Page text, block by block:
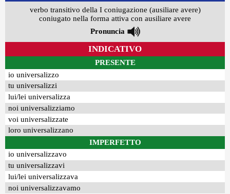
verbo transitivo della I coniugazione (ausiliare avere)
coniugato nella forma attiva con ausiliare avere
Pronuncia
INDICATIVO
PRESENTE
io universalizzo
tu universalizzi
lui/lei universalizza
noi universalizziamo
voi universalizzate
loro universalizzano
IMPERFETTO
io universalizzavo
tu universalizzavi
lui/lei universalizzava
noi universalizzavamo